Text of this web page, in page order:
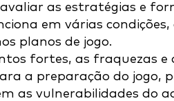
as estratégias e
em várias
planos de jogo.
fortes, as fraquezas e
a preparação do jogo,
as vulnerabilidades do